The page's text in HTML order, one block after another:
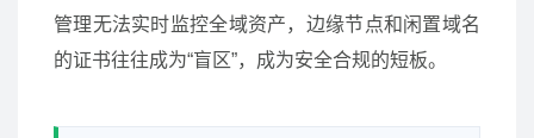
管理无法实时监控全域资产，边缘节点和闲置域名
的证书往往成为“盲区”，成为安全合规的短板。